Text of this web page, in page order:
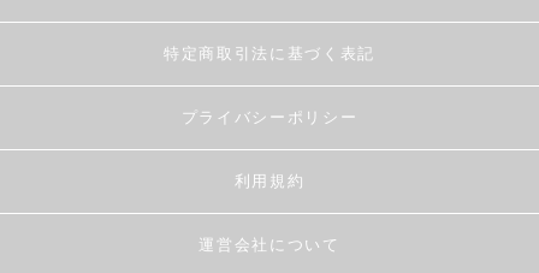
特定商取引法に基づく表記
プライバシーポリシー
利用規約
運営会社について